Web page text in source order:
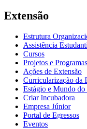
Extensão
Estrutura
Assistência
Cursos
Projetos e Programas
Ações de Extensão
Curricularização da
Estágio e Mundo do
Criar Incubadora
Empresa Júnior
Portal de Egressos
Eventos